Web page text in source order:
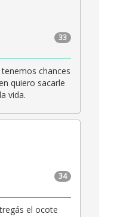
33
chances
quiero sacarle
vida.
34
el ocote